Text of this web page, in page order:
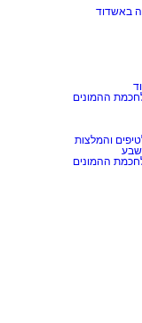
באשדוד
והמלצות
שבע